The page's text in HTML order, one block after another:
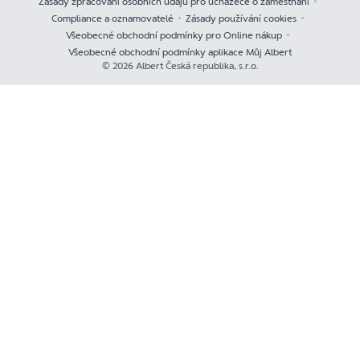
Compliance a oznamovatelé
Zásady používání cookies
Všeobecné obchodní podmínky pro Online nákup
Všeobecné obchodní podmínky aplikace Můj Albert
© 2026 Albert Česká republika, s.r.o.